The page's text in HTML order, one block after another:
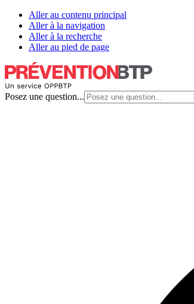
Aller au contenu principal
Aller à la navigation
Aller à la recherche
Aller au pied de page
Posez une question...